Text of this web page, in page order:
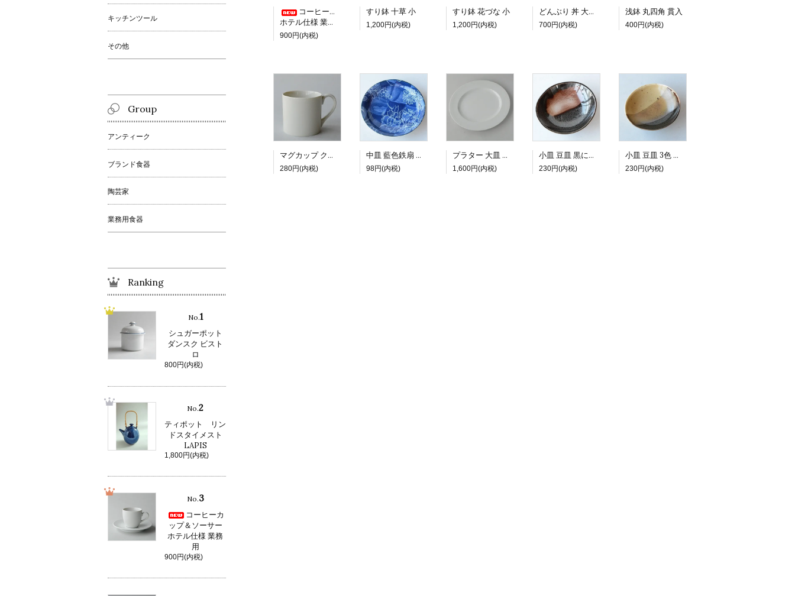
コーヒーカップ＆ソーサー
ホテル仕様 業務用
900円(内税)
すり鉢 十草 小
1,200円(内税)
すり鉢 花づな 小
1,200円(内税)
どんぶり 丼 大鉢 太唐草
700円(内税)
浅鉢 丸四角 貫入
400円(内税)
マグカップ クラシックホワイト
280円(内税)
中皿 藍色鉄扇 クレマチス
98円(内税)
プラター 大皿 ホワイトライン
1,600円(内税)
小皿 豆皿 黒に茶模様 オーバル形
230円(内税)
小皿 豆皿 3色 オーバル形
230円(内税)
キッチンツール
その他
Group
アンティーク
ブランド食器
陶芸家
業務用食器
Ranking
No.1
シュガーポット
ダンスク ビスト
ロ
800円(内税)
No.2
ティポット リン
ドスタイメスト
LAPIS
1,800円(内税)
No.3
コーヒーカ
ップ＆ソーサー
ホテル仕様 業務
用
900円(内税)